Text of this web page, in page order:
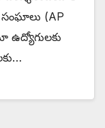
(AP
ఉద్యోగులకు